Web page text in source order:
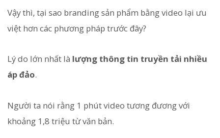
Vậy thì, tại sao branding sản phẩm bằng video lại ưu
việt hơn các phương pháp trước đây?
Lý do lớn nhất là lượng thông tin truyền tải nhiều
áp đảo.
Người ta nói rằng 1 phút video tương đương với
khoảng 1,8 triệu từ văn bản.